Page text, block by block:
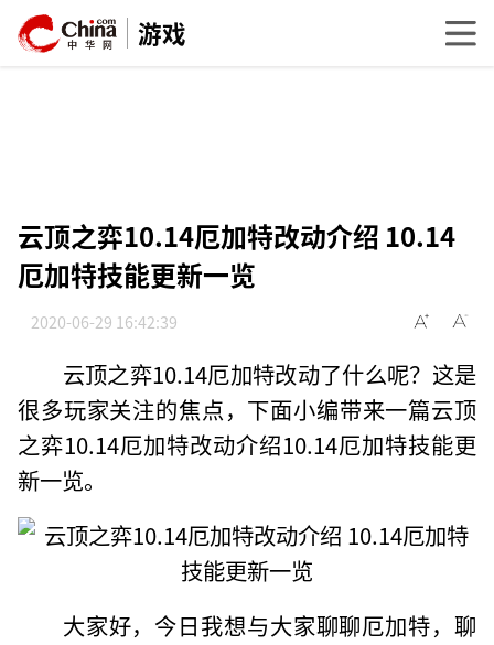
游戏
云顶之弈10.14厄加特改动介绍 10.14
厄加特技能更新一览
2020-06-29 16:42:39
云顶之弈10.14厄加特改动了什么呢？这是
很多玩家关注的焦点，下面小编带来一篇云顶
之弈10.14厄加特改动介绍10.14厄加特技能更
新一览。
大家好，今日我想与大家聊聊厄加特，聊